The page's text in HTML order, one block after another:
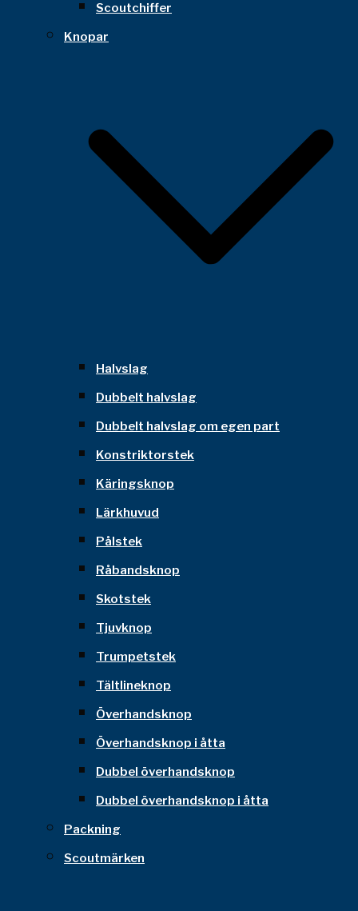
Scoutchiffer
Knopar
Halvslag
Dubbelt halvslag
Dubbelt halvslag om egen part
Konstriktorstek
Käringsknop
Lärkhuvud
Pålstek
Råbandsknop
Skotstek
Tjuvknop
Trumpetstek
Tältlineknop
Överhandsknop
Överhandsknop i åtta
Dubbel överhandsknop
Dubbel överhandsknop i åtta
Packning
Scoutmärken